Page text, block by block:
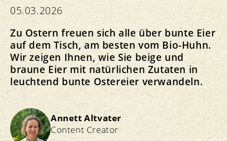
05.03.2026
Zu Ostern freuen sich alle über bunte Eier
auf dem Tisch, am besten vom Bio-Huhn.
Wir zeigen Ihnen, wie Sie beige und
braune Eier mit natürlichen Zutaten in
leuchtend bunte Ostereier verwandeln.
Annett Altvater
Content Creator